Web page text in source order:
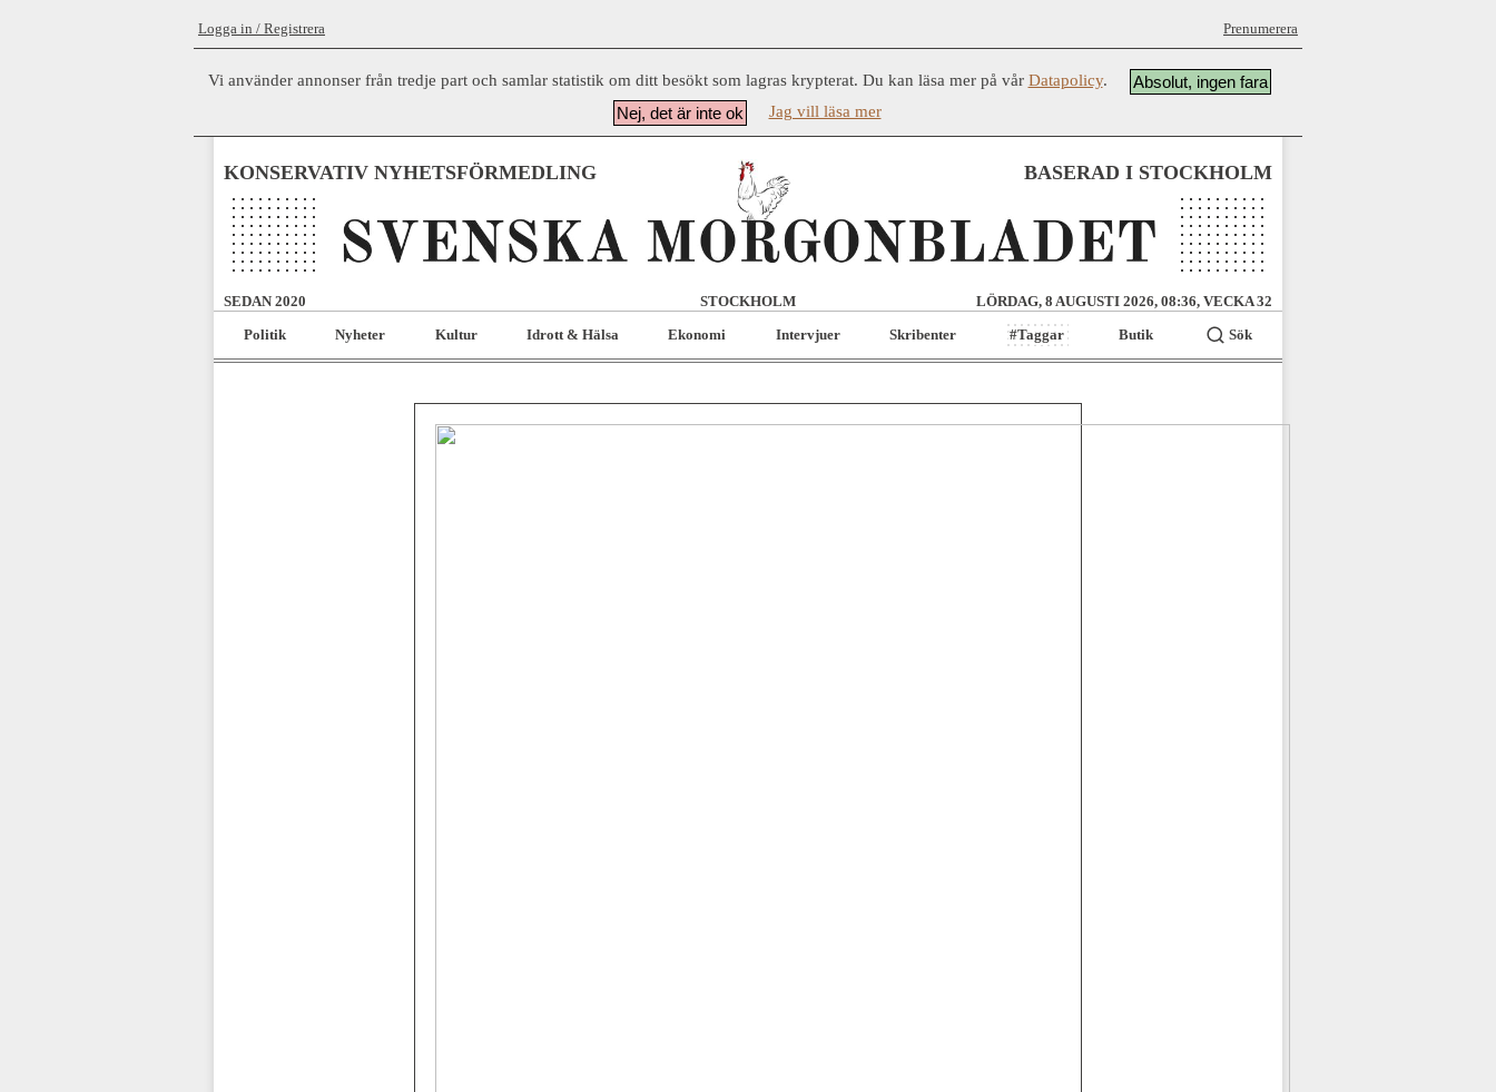
Logga in / Registrera Prenumerera
Vi använder annonser från tredje part och samlar statistik om ditt besökt som lagras krypterat. Du kan läsa mer på vår Datapolicy.
Absolut, ingen fara
Nej, det är inte ok
Jag vill läsa mer
KONSERVATIV NYHETSFÖRMEDLING BASERAD I STOCKHOLM
SEDAN 2020 STOCKHOLM
LÖRDAG, 8 AUGUSTI 2026, 08:36, VECKA 32
Politik
Nyheter Kultur Idrott & Hälsa Ekonomi Intervjuer Skribenter #Taggar Butik Sök